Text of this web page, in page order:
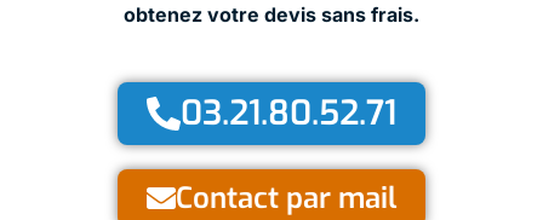
obtenez votre devis sans frais.
03.21.80.52.71
Contact par mail